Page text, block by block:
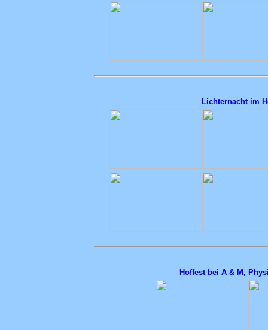
Lichternacht im
Hoffest bei A & M,